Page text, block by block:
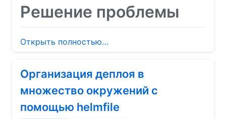
Решение проблемы
Открыть полностью…
Организация деплоя в
множество окружений с
помощью helmfile